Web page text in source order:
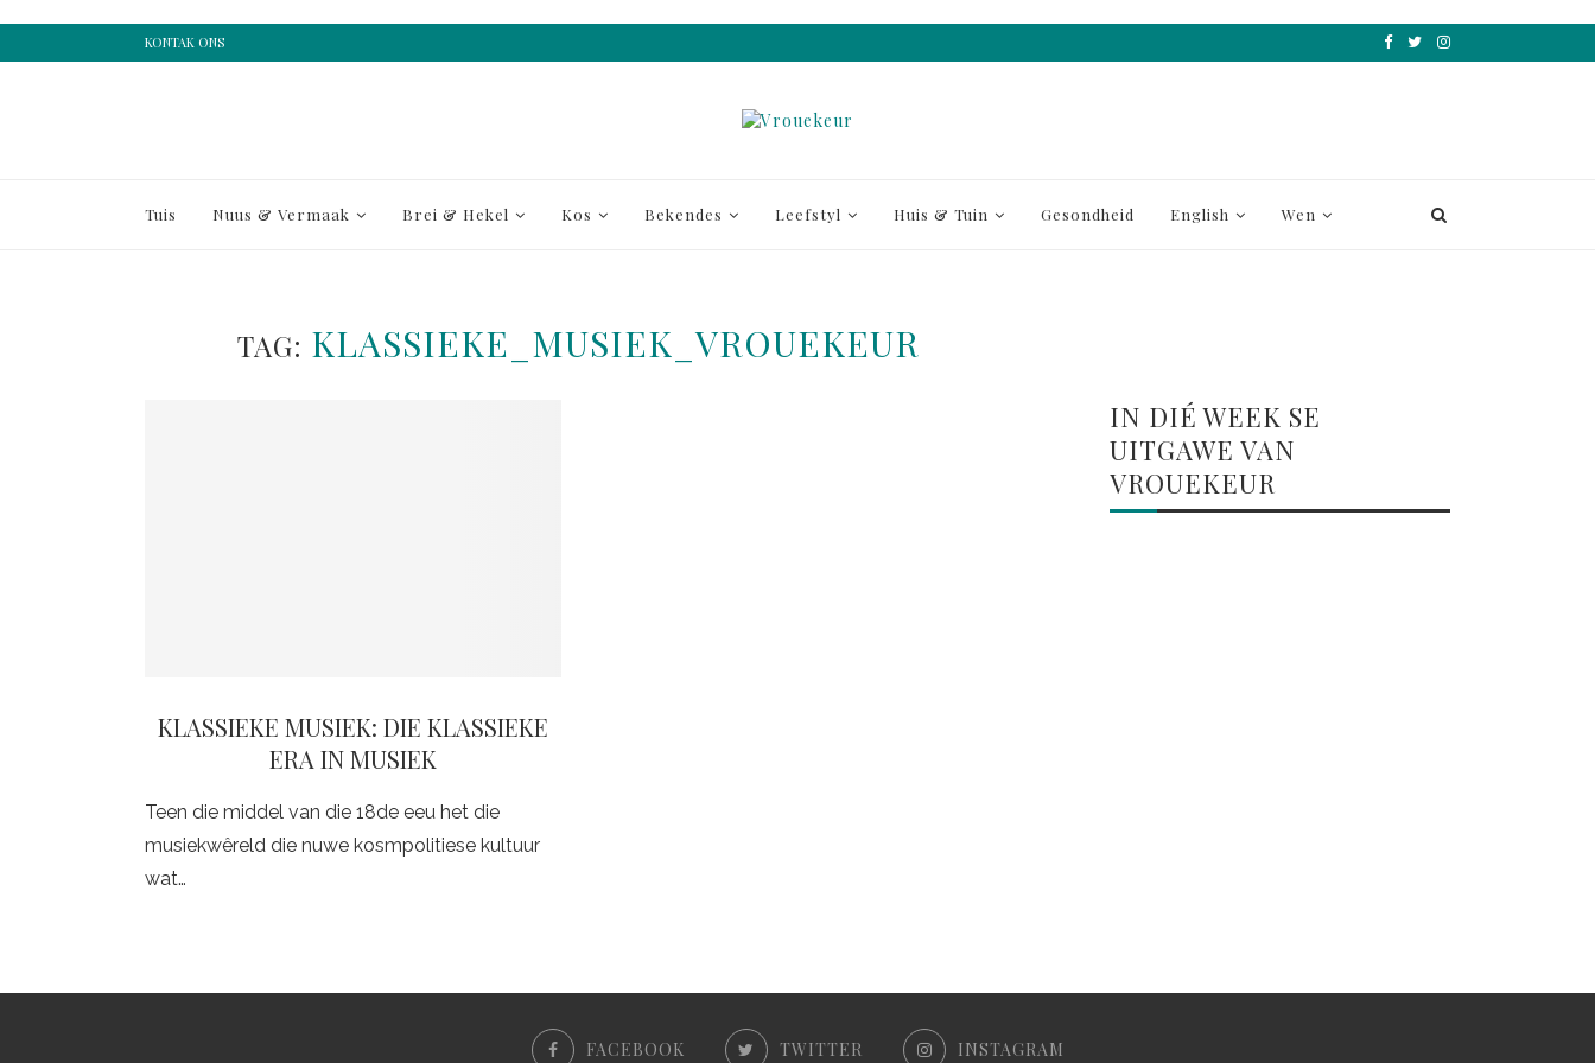
KONTAK ONS
Tuis Nuus & Vermaak Brei & Hekel Kos Bekendes Leefstyl Huis & Tuin Gesondheid English Wen
TAG: KLASSIEKE_MUSIEK_VROUEKEUR
KLASSIEKE MUSIEK: DIE KLASSIEKE
ERA IN MUSIEK
Teen die middel van die 18de eeu het die
musiekwêreld die nuwe kosmpolitiese kultuur
wat…
IN DIÉ WEEK SE
UITGAWE VAN
VROUEKEUR
FACEBOOK TWITTER INSTAGRAM